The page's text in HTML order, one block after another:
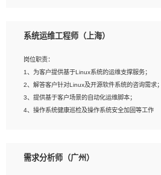
2、熟练使用After Effect、Photo Shop、熟练掌握
4、在剪辑上会思考，有一定编导思维；
5、踏实， 勤奋，愿意在工作中不断学习，提高自我
6、能与同事友好相处。
系统运维工程师（上海）
岗位职责：
1、为客户提供基于Linux系统的运维支撑服务；
2、解答客户针对Linux及开源软件系统的咨询需求；
3、提供基于客户场景的自动化运维脚本；
4、操作系统健康巡检及操作系统安全加固等工作
1、全日制本科计算机相关专业毕业，3年以上相关
需求分析师（广州）